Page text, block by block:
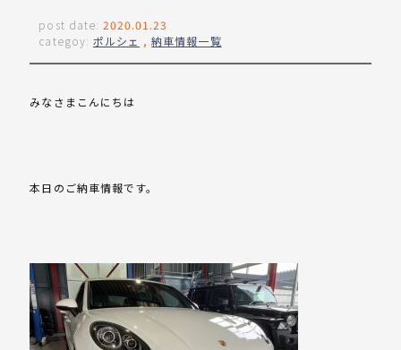
post date: 2020.01.23
categoy: ポルシェ ,納車情報一覧
みなさまこんにちは
本日のご納車情報です。